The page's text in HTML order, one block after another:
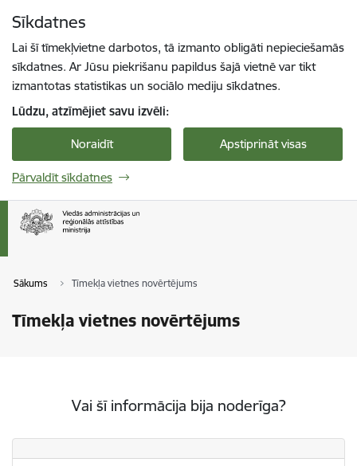
Sīkdatnes
Lai šī tīmekļvietne darbotos, tā izmanto obligāti nepieciešamās
sīkdatnes. Ar Jūsu piekrišanu papildus šajā vietnē var tikt
izmantotas statistikas un sociālo mediju sīkdatnes.
Lūdzu, atzīmējiet savu izvēli:
Noraidīt Apstiprināt visas
Pārvaldīt sīkdatnes
Sākums Tīmekļa vietnes novērtējums
Tīmekļa vietnes novērtējums
Vai šī informācija bija noderīga?
Vai šī informācija bija noderīga?